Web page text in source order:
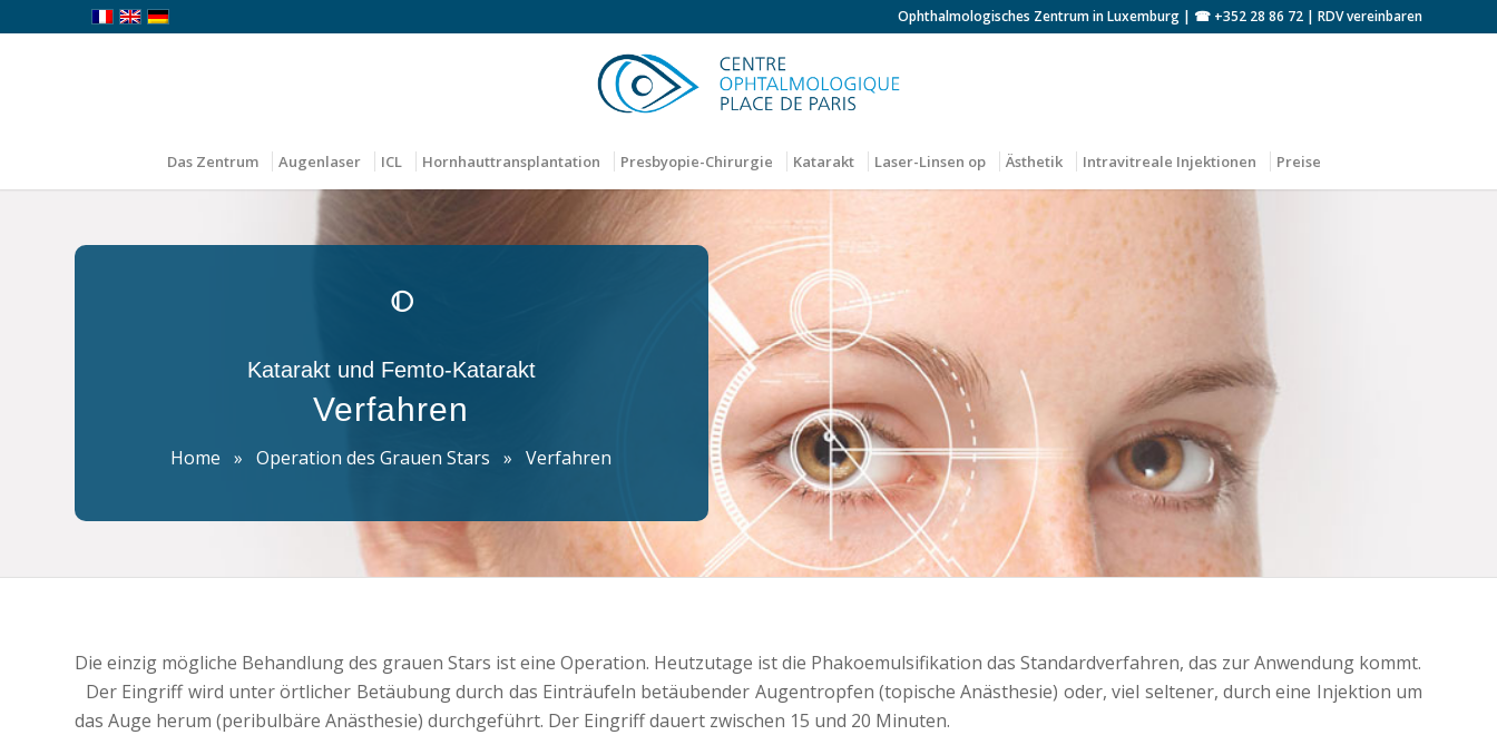
Ophthalmologisches Zentrum in Luxemburg | ☎ +352 28 86 72 | RDV vereinbaren
Das Zentrum Augenlaser ICL Hornhauttransplantation Presbyopie-Chirurgie Katarakt Laser-Linsen op Ästhetik Intravitreale Injektionen Preise
Katarakt und Femto-Katarakt
Verfahren
Home »Operation des Grauen Stars »Verfahren
Die einzig mögliche Behandlung des grauen Stars ist eine Operation. Heutzutage ist die Phakoemulsifikation das Standardverfahren, das zur Anwendung kommt.
Der Eingriff wird unter örtlicher Betäubung durch das Einträufeln betäubender Augentropfen (topische Anästhesie) oder, viel seltener, durch eine Injektion um
das Auge herum (peribulbäre Anästhesie) durchgeführt. Der Eingriff dauert zwischen 15 und 20 Minuten.